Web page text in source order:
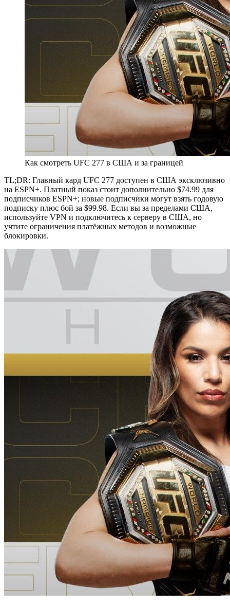
Как смотреть UFC 277 в США и за границей
TL;DR: Главный кард UFC 277 доступен в США эксклюзивно
на ESPN+. Платный показ стоит дополнительно $74.99 для
подписчиков ESPN+; новые подписчики могут взять годовую
подписку плюс бой за $99.98. Если вы за пределами США,
используйте VPN и подключитесь к серверу в США, но
учтите ограничения платёжных методов и возможные
блокировки.